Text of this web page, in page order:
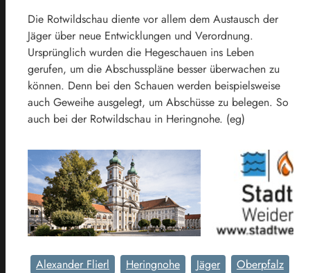
Die Rotwildschau diente vor allem dem Austausch der
Jäger über neue Entwicklungen und Verordnung.
Ursprünglich wurden die Hegeschauen ins Leben
gerufen, um die Abschusspläne besser überwachen zu
können. Denn bei den Schauen werden beispielsweise
auch Geweihe ausgelegt, um Abschüsse zu belegen. So
auch bei der Rotwildschau in Heringnohe. (eg)
Alexander Flierl Heringnohe Jäger
Oberpfalz